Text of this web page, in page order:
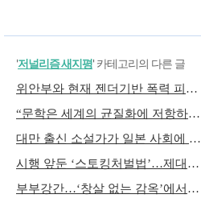
'저널리즘 새지평' 카테고리의 다른 글
위안부와 현재 젠더기반 폭력 피해자의 교차적 ‘증언’
“문학은 세계의 균질화에 저항하는 힘이죠”
대만 출신 소설가가 일본 사회에 던진 화두
시행 앞둔 ‘스토킹처벌법’…제대로 작동하려면
부부강간…‘창살 없는 감옥’에서 벗어나